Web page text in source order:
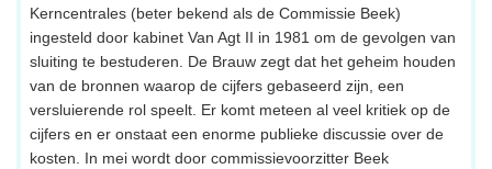
Kerncentrales (beter bekend als de Commissie Beek)
ingesteld door kabinet Van Agt II in 1981 om de gevolgen van
sluiting te bestuderen. De Brauw zegt dat het geheim houden
van de bronnen waarop de cijfers gebaseerd zijn, een
versluierende rol speelt. Er komt meteen al veel kritiek op de
cijfers en er onstaat een enorme publieke discussie over de
kosten. In mei wordt door commissievoorzitter Beek